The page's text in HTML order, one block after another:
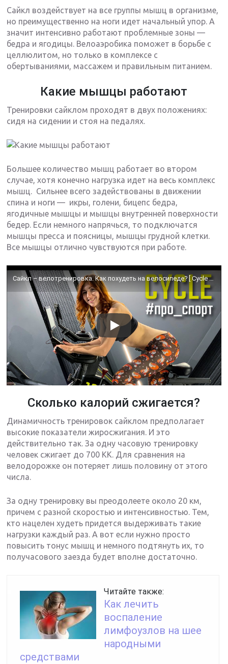
Сайкл воздействует на все группы мышц в организме,
но преимущественно на ноги идет начальный упор. А
значит интенсивно работают проблемные зоны —
бедра и ягодицы. Велоаэробика поможет в борьбе с
целлюлитом, но только в комплексе с
обертываниями, массажем и правильным питанием.
Какие мышцы работают
Тренировки сайклом проходят в двух положениях:
сидя на сидении и стоя на педалях.
Большее количество мышц работает во втором
случае, хотя конечно нагрузка идет на весь комплекс
мышц. Сильнее всего задействованы в движении
спина и ноги — икры, голени, бицепс бедра,
ягодичные мышцы и мышцы внутренней поверхности
бедер. Если немного напрячься, то подключатся
мышцы пресса и поясницы, мышцы грудной клетки.
Все мышцы отлично чувствуются при работе.
Сайкл – велотренировка. Как похудеть на велосипеде? [ Cycle training ]
Сколько калорий сжигается?
Динамичность тренировок сайклом предполагает
высокие показатели жиросжигания. И это
действительно так. За одну часовую тренировку
человек сжигает до 700 КК. Для сравнения на
велодорожке он потеряет лишь половину от этого
числа.
За одну тренировку вы преодолеете около 20 км,
причем с разной скоростью и интенсивностью. Тем,
кто нацелен худеть придется выдерживать такие
нагрузки каждый раз. А вот если нужно просто
повысить тонус мышц и немного подтянуть их, то
получасового заезда будет вполне достаточно.
Читайте также:
Как лечить
воспаление
лимфоузлов на шее
народными
средствами